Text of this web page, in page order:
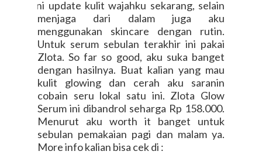
1 Ini update kulit wajahku sekarang, selain
menjaga dari dalam juga aku
menggunakan skincare dengan rutin.
Untuk serum sebulan terakhir ini pakai
Zlota. So far so good, aku suka banget
dengan hasilnya. Buat kalian yang mau
kulit glowing dan cerah aku saranin
cobain seru lokal satu ini. Zlota Glow
Serum ini dibandrol seharga Rp 158.000.
Menurut aku worth it banget untuk
sebulan pemakaian pagi dan malam ya.
More info kalian bisa cek di :